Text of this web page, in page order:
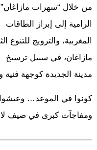
من خلال “سهرات
الرامية إلى إبراز الطاقات
المغربية، والترويج
مازاغان، في سبيل ترسيخ
مدينة الجديدة كوجهة
كونوا في الموعد…
ومفاجآت كبرى في صيف